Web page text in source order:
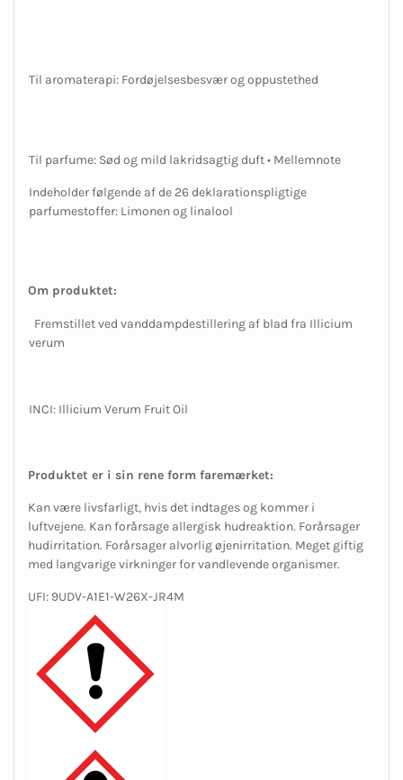
Til aromaterapi: Fordøjelsesbesvær og oppustethed
Til parfume: Sød og mild lakridsagtig duft • Mellemnote
Indeholder følgende af de 26 deklarationspligtige
parfumestoffer: Limonen og linalool
Om produktet:
Fremstillet ved vanddampdestillering af blad fra Illicium
verum
INCI: Illicium Verum Fruit Oil
Produktet er i sin rene form faremærket:
Kan være livsfarligt, hvis det indtages og kommer i
luftvejene. Kan forårsage allergisk hudreaktion. Forårsager
hudirritation. Forårsager alvorlig øjenirritation. Meget giftig
med langvarige virkninger for vandlevende organismer.
UFI: 9UDV-A1E1-W26X-JR4M